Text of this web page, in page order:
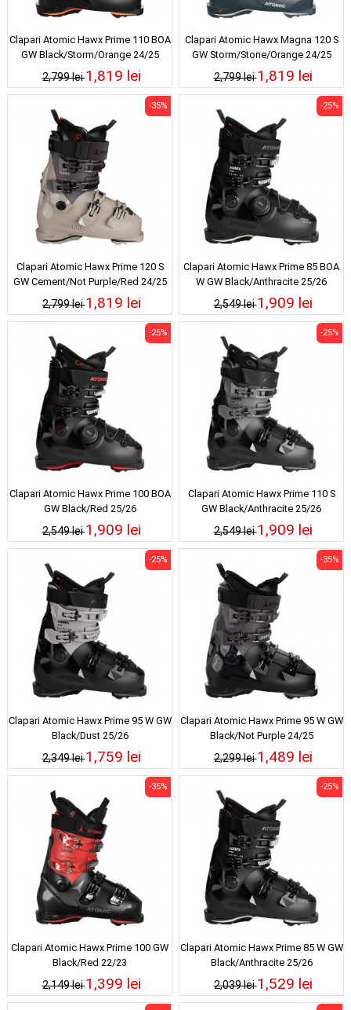
Clapari Atomic Hawx Prime 110 BOA
GW Black/Storm/Orange 24/25
2,799 lei1,819 lei
Clapari Atomic Hawx Magna 120 S
GW Storm/Stone/Orange 24/25
2,799 lei1,819 lei
Clapari Atomic Hawx Prime 120 S
GW Cement/Not Purple/Red 24/25
2,799 lei
-35%
1,819 lei
Clapari Atomic Hawx Prime 85 BOA
W GW Black/Anthracite 25/26
2,549 lei
-25%
1,909 lei
Clapari Atomic Hawx Prime 100 BOA
GW Black/Red 25/26
2,549 lei
-25%
1,909 lei
Clapari Atomic Hawx Prime 110 S
GW Black/Anthracite 25/26
2,549 lei
-25%
1,909 lei
Clapari Atomic Hawx Prime 95 W GW
Black/Dust 25/26
2,349 lei
-25%
1,759 lei
Clapari Atomic Hawx Prime 95 W GW
Black/Not Purple 24/25
2,299 lei
-35%
1,489 lei
Clapari Atomic Hawx Prime 100 GW
Black/Red 22/23
2,149 lei
-35%
1,399 lei
Clapari Atomic Hawx Prime 85 W GW
Black/Anthracite 25/26
2,039 lei
-25%
1,529 lei